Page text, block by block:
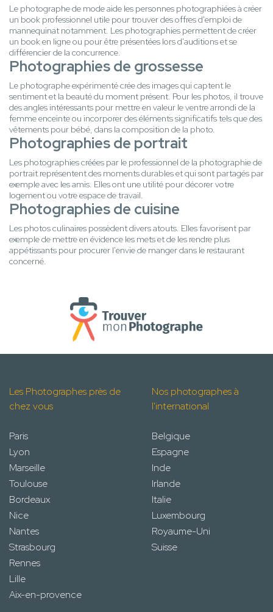
Le photographe de mode aide les personnes photographiées à créer
un book professionnel utile pour trouver des offres d'emploi de
mannequinat notamment. Les photographies permettent de créer
un book en ligne ou pour être présentées lors d'auditions et se
différencier de la concurrence.
Photographies de grossesse
Le photographe expérimenté crée des images qui captent le
sentiment et la beauté du moment présent. Pour les photos, il trouve
des angles intéressants pour mettre en valeur le ventre arrondi de la
femme enceinte ou incorporer des éléments significatifs tels que des
vêtements pour bébé, dans la composition de la photo.
Photographies de portrait
Les photographies créées par le professionnel de la photographie de
portrait représentent des moments durables et qui sont partagés par
exemple avec les amis. Elles ont une utilité pour décorer votre
logement ou votre espace de travail.
Photographies de cuisine
Les photos culinaires possèdent divers atouts. Elles favorisent par
exemple de mettre en évidence les mets et de les rendre plus
appétissants pour procurer l'envie de manger dans le restaurant
concerné.
Les Photographes près de
chez vous
Paris
Lyon
Marseille
Toulouse
Bordeaux
Nice
Nantes
Strasbourg
Rennes
Lille
Aix-en-provence
Nos photographes à
l'international
Belgique
Espagne
Inde
Irlande
Italie
Luxembourg
Royaume-Uni
Suisse